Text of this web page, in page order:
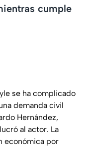
cumple
se ha complicado
demanda civil
Hernández,
al actor. La
económica por